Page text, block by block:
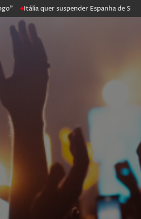
Itália quer suspender Espanha de